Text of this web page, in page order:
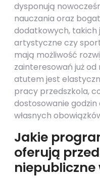
dysponują
nauczania oraz
dodatkowych, takich
artystyczne czy
mają możliwość
zainteresowań już od
atutem jest
pracy przedszkola,
dostosowanie
własnych
Jakie
oferują
niepubliczne